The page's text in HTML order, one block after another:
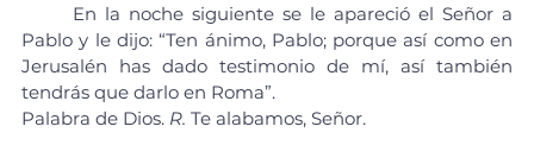
Pablo y le dijo: “Ten ánimo, Pablo; porque así como en
Jerusalén has dado testimonio de mí, así también
tendrás que darlo en Roma”.
Palabra de Dios. R. Te alabamos, Señor.